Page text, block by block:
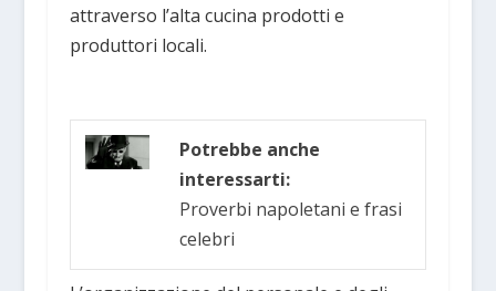
attraverso l’alta cucina prodotti e
produttori locali.
Potrebbe anche
interessarti:
Proverbi napoletani e frasi
celebri